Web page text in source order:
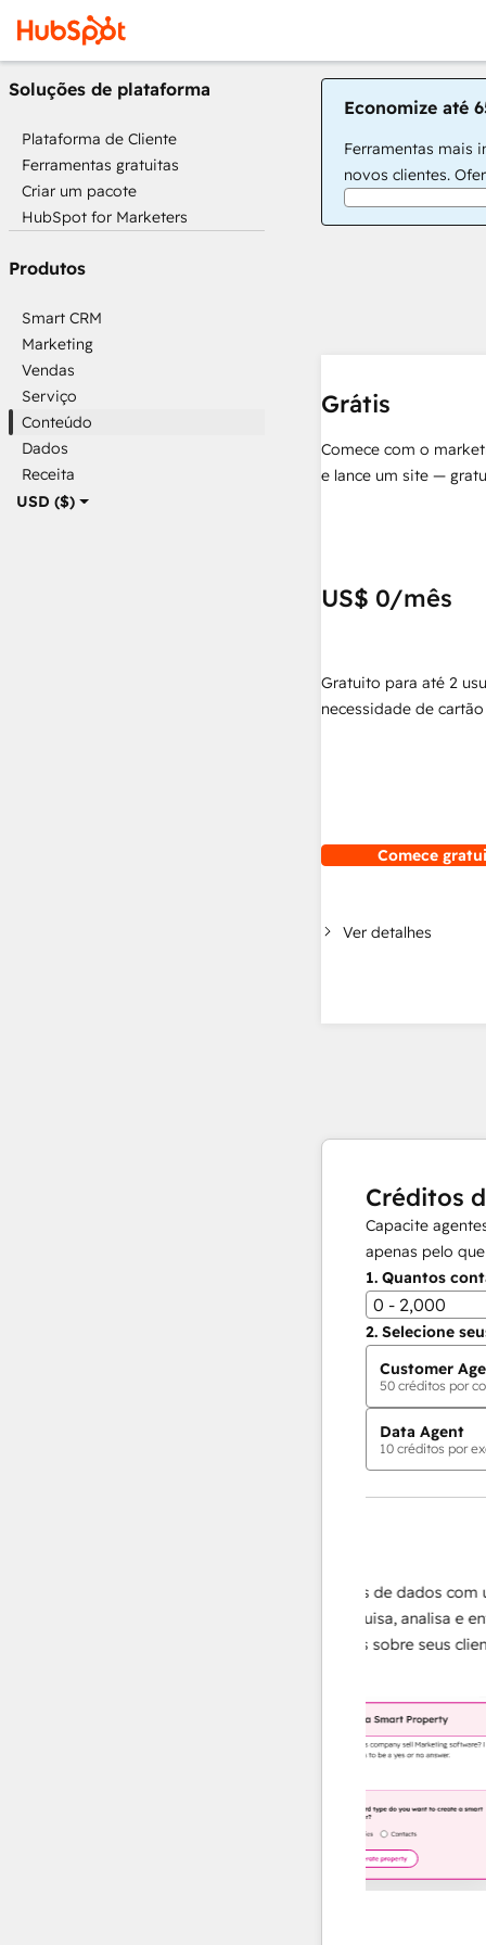
USD ($)
Soluções de plataforma
Plataforma de Cliente
Ferramentas gratuitas
Criar um pacote
HubSpot for Marketers
Produtos
Smart CRM
Marketing
Vendas
Serviço
Conteúdo
Dados
Receita
Economize até
Ferramentas mais
novos clientes.
Grátis
Comece com o
e lance um site —
US$ 0/mês
Gratuito para até 2
necessidade de
Comece
Ver detalhes
Créditos
Capacite
apenas pelo que
1. Quantos
0 - 2,000
2. Selecione
Customer
50 créditos por
Data Agent
10 créditos por
Amplie suas operações de dados com um
agente de IA que pesquisa, analisa e entrega
respostas instantâneas sobre seus clientes.